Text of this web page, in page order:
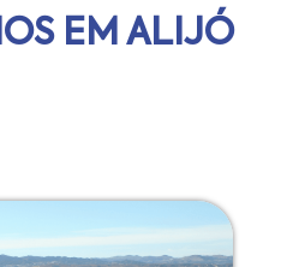
EM ALIJÓ